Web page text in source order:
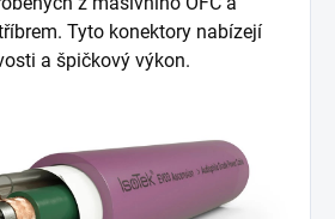
Tyto konektory nabízejí
a špičkový výkon.